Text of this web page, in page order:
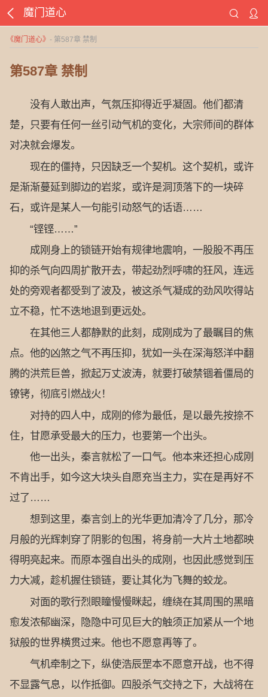
魔门道心
《魔门道心》 - 第587章 禁制
第587章 禁制
没有人敢出声，气氛压抑得近乎凝固。他们都清
楚，只要有任何一丝引动气机的变化，大宗师间的群体
对决就会爆发。
现在的僵持，只因缺乏一个契机。这个契机，或许
是渐渐蔓延到脚边的岩浆，或许是洞顶落下的一块碎
石，或许是某人一句能引动怒气的话语……
“铿铿……”
成刚身上的锁链开始有规律地震响，一股股不再压
抑的杀气向四周扩散开去，带起劲烈呼啸的狂风，连远
处的旁观者都受到了波及，被这杀气凝成的劲风吹得站
立不稳，忙不迭地退到更远处。
在其他三人都静默的此刻，成刚成为了最瞩目的焦
点。他的凶煞之气不再压抑，犹如一头在深海怒洋中翻
腾的洪荒巨兽，掀起万丈波涛，就要打破禁锢着僵局的
镣铐，彻底引燃战火！
对持的四人中，成刚的修为最低，是以最先按捺不
住，甘愿承受最大的压力，也要第一个出头。
他一出头，秦言就松了一口气。他本来还担心成刚
不肯出手，如今这大块头自愿充当主力，实在是再好不
过了……
想到这里，秦言剑上的光华更加清冷了几分，那冷
月般的光辉刺穿了阴影的包围，将身前一大片土地都映
得明亮起来。而原本强自出头的成刚，也因此感觉到压
力大减，趁机握住锁链，要让其化为飞舞的蛟龙。
对面的歌行烈眼瞳慢慢眯起，缠绕在其周围的黑暗
愈发浓郁幽深，隐隐中可见巨大的触须正加紧从一个地
狱般的世界横贯过来。他也不愿意再等了。
气机牵制之下，纵使浩辰罡本不愿意开战，也不得
不显露气息，以作抵御。四股杀气交持之下，大战将在